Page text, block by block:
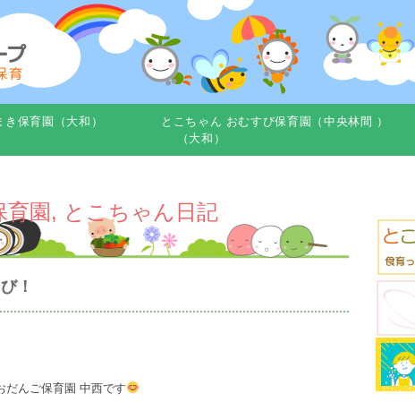
保育園（大和）
とこちゃん おむすび保育園（中央林間 ）
（大和）
園 , とこちゃん日記
！
だんご保育園 中西です